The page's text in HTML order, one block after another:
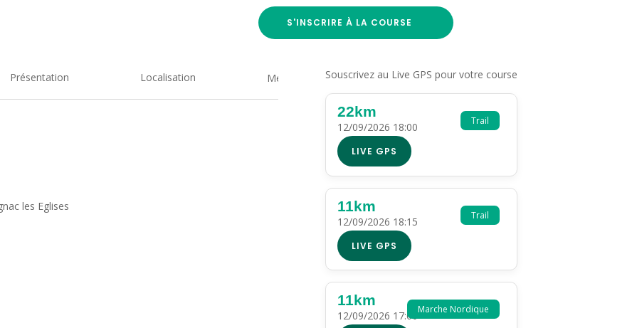
S'INSCRIRE À LA COURSE
Présentation Localisation Medias
les Eglises
Souscrivez au Live GPS pour votre course
Trail
22km
12/09/2026 18:00
LIVE GPS
Trail
11km
12/09/2026 18:15
LIVE GPS
Marche Nordique
11km
12/09/2026 17:00